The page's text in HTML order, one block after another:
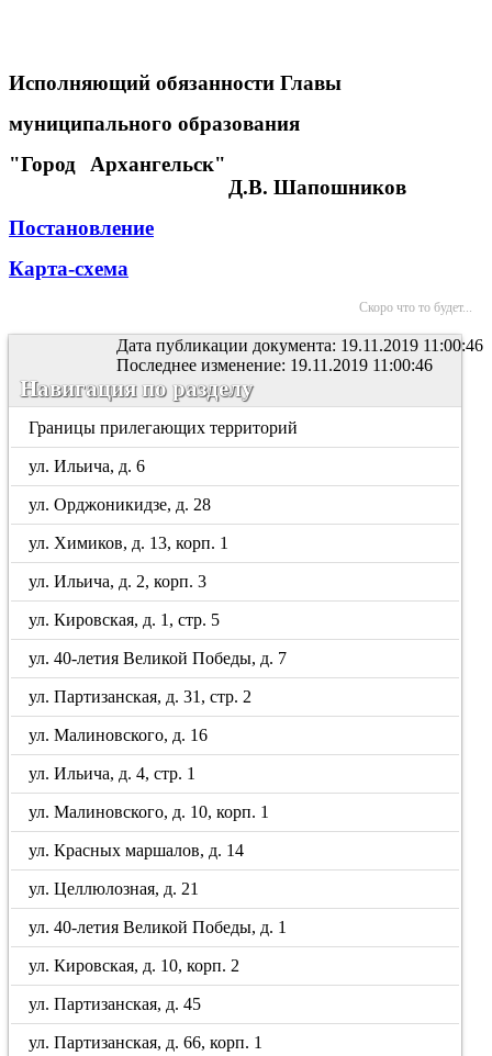
Исполняющий обязанности Главы
муниципального образования
"Город Архангельск"
Д.В. Шапошников
Постановление
Карта-схема
Скоро что то будет...
Дата публикации документа: 19.11.2019 11:00:46
Последнее изменение: 19.11.2019 11:00:46
Навигация по разделу
Границы прилегающих территорий
ул. Ильича, д. 6
ул. Орджоникидзе, д. 28
ул. Химиков, д. 13, корп. 1
ул. Ильича, д. 2, корп. 3
ул. Кировская, д. 1, стр. 5
ул. 40-летия Великой Победы, д. 7
ул. Партизанская, д. 31, стр. 2
ул. Малиновского, д. 16
ул. Ильича, д. 4, стр. 1
ул. Малиновского, д. 10, корп. 1
ул. Красных маршалов, д. 14
ул. Целлюлозная, д. 21
ул. 40-летия Великой Победы, д. 1
ул. Кировская, д. 10, корп. 2
ул. Партизанская, д. 45
ул. Партизанская, д. 66, корп. 1